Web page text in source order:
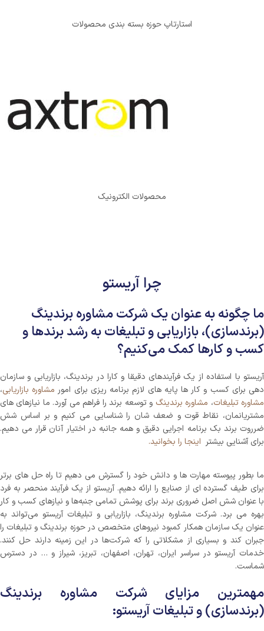
استارتاپ حوزه بسته بندی محصولات
محصولات الکترونیک
چرا آریستو
ما چگونه به عنوان یک شرکت مشاوره برندینگ
(برندسازی)، بازاریابی و تبلیغات به رشد برندها و
کسب و کارها کمک می‌کنیم؟
آریستو با استفاده از یک فرآیندهای دقیقا و کارا در برندینگ، بازاریابی و سازمان
دهی برای کسب و کار ها پایه های لازم برنامه ریزی برای امور مشاوره بازاریابی،
مشاوره تبلیغات، مشاوره برندینگ و توسعه برند را فراهم می آورد. ما نیازهای های
مشتریانمان، نقاط قوت و ضعف شان را شناسایی می کنیم و بر اساس شش
ضرروت برند بک برنامه اجرایی دقیق و همه جانبه در اختیار آنان قرار می دهیم.
برای آشنایی بیشتر اینجا را بخوانید.
ما بطور پیوسته مهارت ها و دانش خود را گسترش می دهیم تا راه حل های برتر
برای طیف گسترده ای از صنایع را ارائه دهیم. آریستو از یک فرآیند منحصر به فرد
با عنوان شش اصل ضروری برند برای پوشش تمامی جنبه‌ها و نیازهای کسب و کار
بهره می برد. شرکت مشاوره برندینگ، بازاریابی و تبلیغات آریستو می‌تواند به
عنوان یک سازمان همکار کمبود نیروهای متخصص در حوزه برندینگ و تبلیغات را
جبران کند و بسیاری از مشکلاتی را که شرکت‌ها در این زمینه دارند حل کنند.
خدمات آریستو در سراسر ایران، تهران، اصفهان، تبریز، شیراز و … در دسترس
شماست.
مهمترین مزایای شرکت مشاوره برندینگ
(برندسازی) و تبلیغات آریستو: